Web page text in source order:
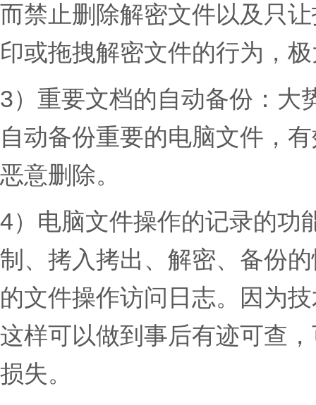
而禁止删除解密文件以及只
印或拖拽解密文件的行为，
3）重要文档的自动备份：大
自动备份重要的电脑文件，
恶意删除。
4）电脑文件操作的记录的功
制、拷入拷出、解密、备份
的文件操作访问日志。因为
这样可以做到事后有迹可查
损失。